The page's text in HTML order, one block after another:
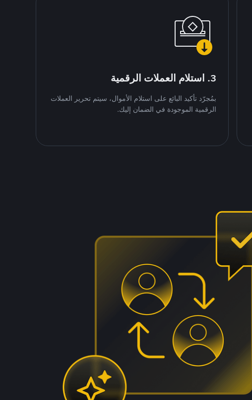
3. استلام العملات الرقمية
بمُجرّد تأكيد البائع على استلام الأموال، سيتم تحرير العملات
الرقمية الموجودة في الضمان إليك.